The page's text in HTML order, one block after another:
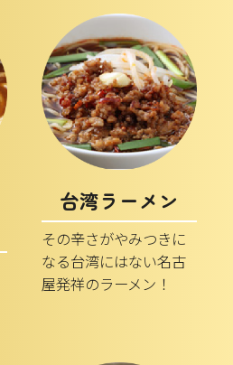
台湾ラーメン
その辛さがやみつきに
なる台湾にはない名古
屋発祥のラーメン！